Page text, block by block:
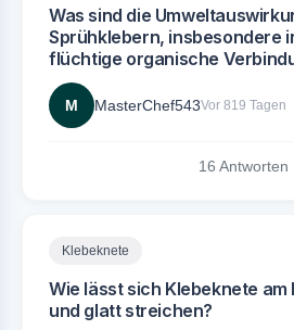
Was sind die
Sprühklebern, insbesondere
flüchtige organische
M MasterChef543Vor 819 Tagen
16 Antworten
Klebeknete
Wie lässt sich Klebeknete
und glatt streichen?